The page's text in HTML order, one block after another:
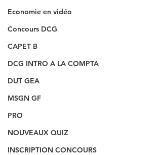
Economie en vidéo
Concours DCG
CAPET B
DCG INTRO A LA COMPTA
DUT GEA
MSGN GF
PRO
NOUVEAUX QUIZ
INSCRIPTION CONCOURS